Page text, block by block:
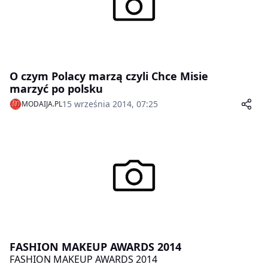
O czym Polacy marzą czyli Chce Misie
marzyć po polsku
MODAIJA.PL15 września 2014, 07:25
FASHION MAKEUP AWARDS 2014
FASHION MAKEUP AWARDS 2014